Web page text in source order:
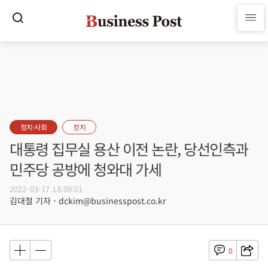
정치·사회 정치
대통령 집무실 용산 이전 논란, 당선인측과
민주당 공방에 청와대 가세
2022-03-17 18:09:01
김대철 기자 - dckim@businesspost.co.kr
0